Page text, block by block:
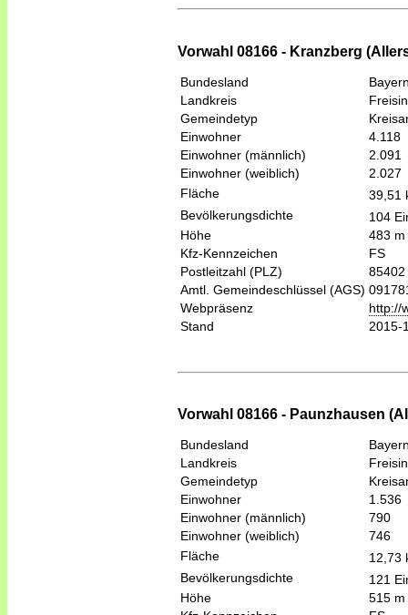
Vorwahl 08166 - Kranzberg
Bundesland
Landkreis
Gemeindetyp
Einwohner
4.118
Einwohner (männlich)
2.091
Einwohner (weiblich)
2.027
Fläche
39,51
Bevölkerungsdichte
104
Höhe
483 m
Kfz-Kennzeichen
FS
Postleitzahl (PLZ)
85402
Amtl. Gemeindeschlüssel (AGS)
Webpräsenz
http://
Stand
2015-
Vorwahl 08166 - Paunzhausen
Bundesland
Landkreis
Gemeindetyp
Einwohner
1.536
Einwohner (männlich)
790
Einwohner (weiblich)
746
Fläche
12,73
Bevölkerungsdichte
121
Höhe
515 m